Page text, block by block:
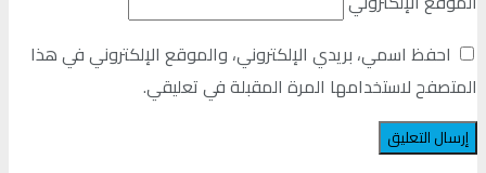
احفظ اسمي، بريدي الإلكتروني، والموقع الإلكتروني في هذا
المتصفح لاستخدامها المرة المقبلة في تعليقي.